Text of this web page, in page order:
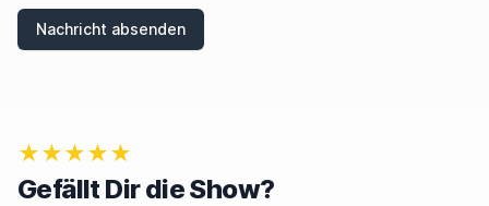
R
E
T
Nachricht absenden
★★★★★
Gefällt Dir die Show?